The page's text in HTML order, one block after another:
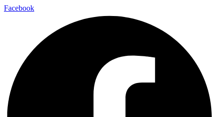
Facebook